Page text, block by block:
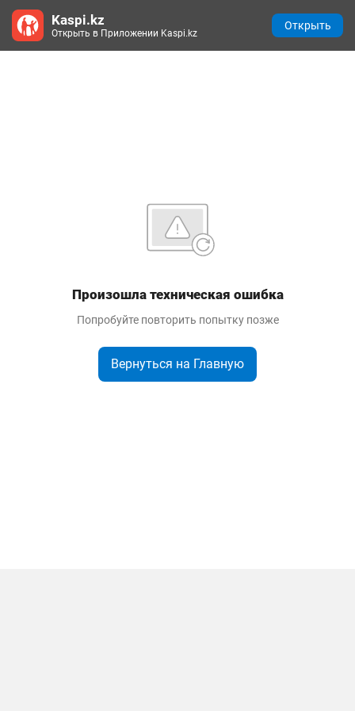
Произошла техническая ошибка
Попробуйте повторить попытку позже
Вернуться на Главную
Kaspi.kz
Открыть в Приложении Kaspi.kz
Открыть